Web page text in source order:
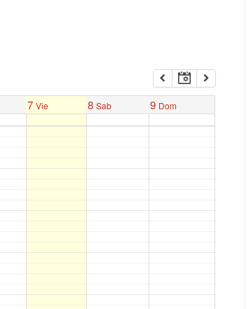
7 Vie 8 Sab 9 Dom